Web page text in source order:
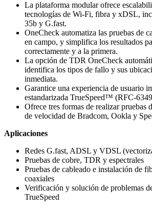
La plataforma modular ofrece
tecnologías de Wi-Fi, fibra y xDSL,
35b y G.fast.
OneCheck automatiza las pruebas de
en campo, y simplifica los resultados
correctamente y a la primera.
La opción de TDR OneCheck
identifica los tipos de fallo y sus
inmediata.
Garantice una experiencia de usuario
estandarizada TrueSpeed™ (RFC-
Ofrece tres formas de realizar pruebas
de velocidad de Bradcom, Ookla y
Aplicaciones
Redes G.fast, ADSL y VDSL
Pruebas de cobre, TDR y espectrales
Pruebas de cableado e instalación de
coaxiales
Verificación y solución de problemas
TrueSpeed